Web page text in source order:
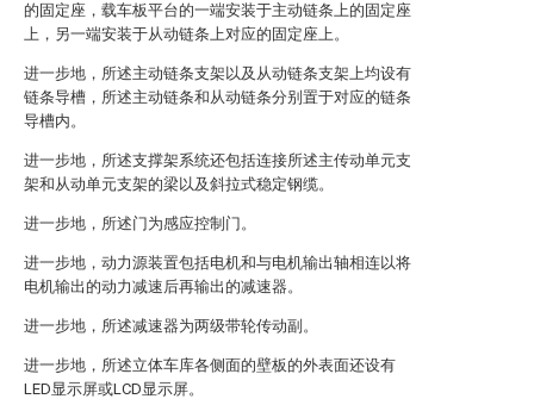
的固定座，载车板平台的一端安装于主动链条上的固定座
上，另一端安装于从动链条上对应的固定座上。
进一步地，所述主动链条支架以及从动链条支架上均设有
链条导槽，所述主动链条和从动链条分别置于对应的链条
导槽内。
进一步地，所述支撑架系统还包括连接所述主传动单元支
架和从动单元支架的梁以及斜拉式稳定钢缆。
进一步地，所述门为感应控制门。
进一步地，动力源装置包括电机和与电机输出轴相连以将
电机输出的动力减速后再输出的减速器。
进一步地，所述减速器为两级带轮传动副。
进一步地，所述立体车库各侧面的壁板的外表面还设有
LED显示屏或LCD显示屏。